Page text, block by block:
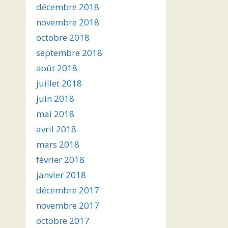
décembre 2018
novembre 2018
octobre 2018
septembre 2018
août 2018
juillet 2018
juin 2018
mai 2018
avril 2018
mars 2018
février 2018
janvier 2018
décembre 2017
novembre 2017
octobre 2017